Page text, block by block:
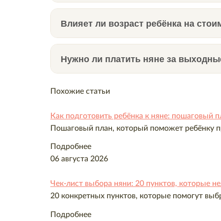
Стоимость услуг няни в агентстве такая
50% от её оклада за месяц.
специалиста при необходимости.
соискательниц.
Влияет ли возраст ребёнка на
Да, влияет напрямую. Уход за младенцем
няня для новорождённого стоит на 20-
Нужно ли платить няне за
Это не хорошо и не плохо — это факт.
Разбираем подробнее
Сколько стоит няня на час
Похожие статьи
Как подготовить ребёнка к няне: пошаговый
Пошаговый план, который поможет ребёнку
Подробнее
06 августа 2026
Чек-лист выбора няни: 20 пунктов, которые
20 конкретных пунктов, которые помогут
Подробнее